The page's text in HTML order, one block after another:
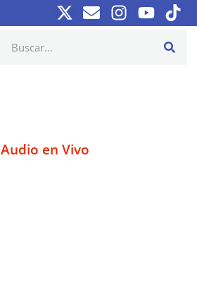
Audio en Vivo